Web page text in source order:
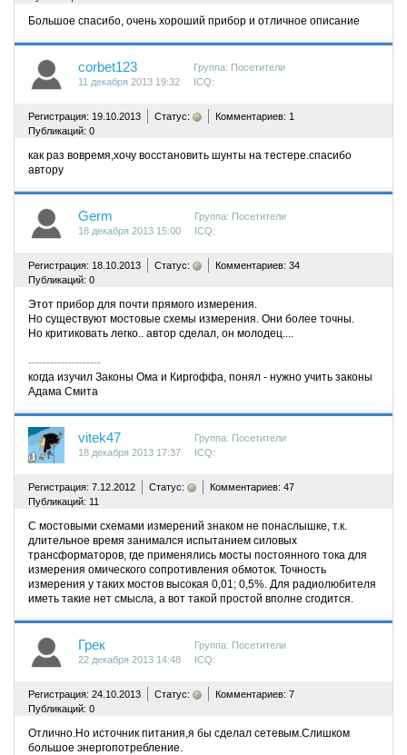
Большое спасибо, очень хороший прибор и отличное описание
corbet123
11 декабря 2013 19:32
Группа: Посетители
ICQ:
Регистрация: 19.10.2013 Статус:
Комментариев: 1
Публикаций: 0
как раз вовремя,хочу восстановить шунты на тестере.спасибо
автору
Germ
18 декабря 2013 15:00
Группа: Посетители
ICQ:
Регистрация: 18.10.2013 Статус:
Комментариев: 34
Публикаций: 0
Этот прибор для почти прямого измерения.
Но существуют мостовые схемы измерения. Они более точны.
Но критиковать легко.. автор сделал, он молодец....
--------------------
когда изучил Законы Ома и Киргоффа, понял - нужно учить законы
Адама Смита
vitek47
18 декабря 2013 17:37
Группа: Посетители
ICQ:
Регистрация: 7.12.2012 Статус:
Комментариев: 47
Публикаций: 11
С мостовыми схемами измерений знаком не понаслышке, т.к.
длительное время занимался испытанием силовых
трансформаторов, где применялись мосты постоянного тока для
измерения омического сопротивления обмоток. Точность
измерения у таких мостов высокая 0,01; 0,5%. Для радиолюбителя
иметь такие нет смысла, а вот такой простой вполне сгодится.
Грек
22 декабря 2013 14:48
Группа: Посетители
ICQ:
Регистрация: 24.10.2013 Статус:
Комментариев: 7
Публикаций: 0
Отлично.Но источник питания,я бы сделал сетевым.Слишком
большое энергопотребление.